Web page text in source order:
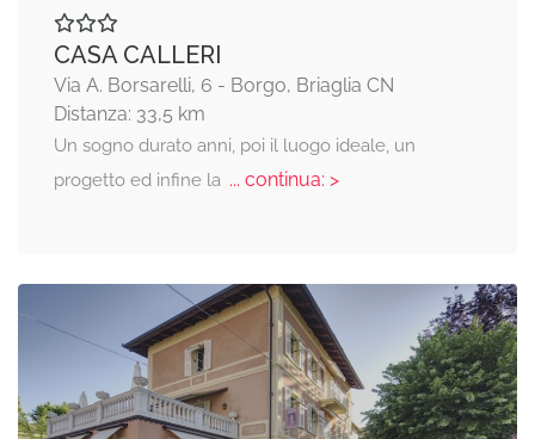
CASA CALLERI
Via A. Borsarelli, 6 - Borgo, Briaglia CN
Distanza: 33,5 km
Un sogno durato anni, poi il luogo ideale, un
progetto ed infine la... continua: >